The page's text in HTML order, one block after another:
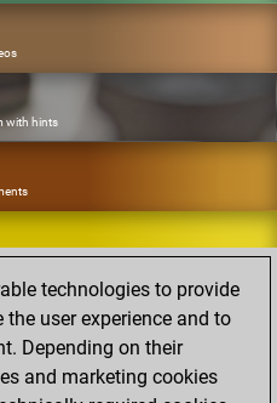
with hints
cloud
technologies to provide
user experience and to
Depending on their
and marketing cookies